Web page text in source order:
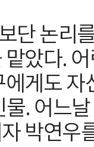
단 논리
맡았다.
에게도
물. 어느
박연우